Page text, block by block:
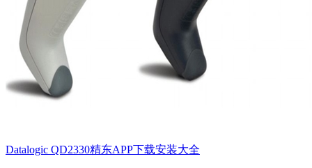
Datalogic QD2330精东APP下载安装大全